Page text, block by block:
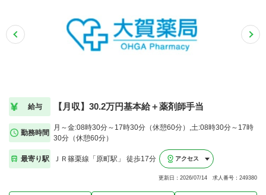
給与 【月収】30.2万円基本給＋薬剤師手当
勤務時間
月～金:08時30分～17時30分（休憩60分）,土:08時30分～17時
30分（休憩60分）
最寄り駅 ＪＲ篠栗線「原町駅」 徒歩17分 アクセス
更新日：2026/07/14 求人番号：249380